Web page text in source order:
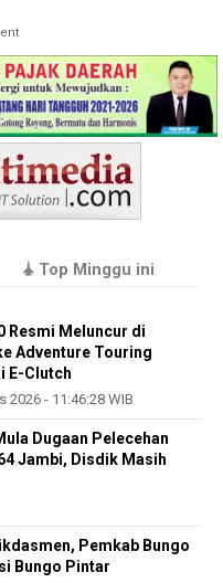
Top Minggu ini
Resmi Meluncur di
Adventure Touring
E-Clutch
2026 - 11:46:28 WIB
Dugaan Pelecehan
Jambi, Disdik Masih
Pemkab Bungo
Bungo Pintar